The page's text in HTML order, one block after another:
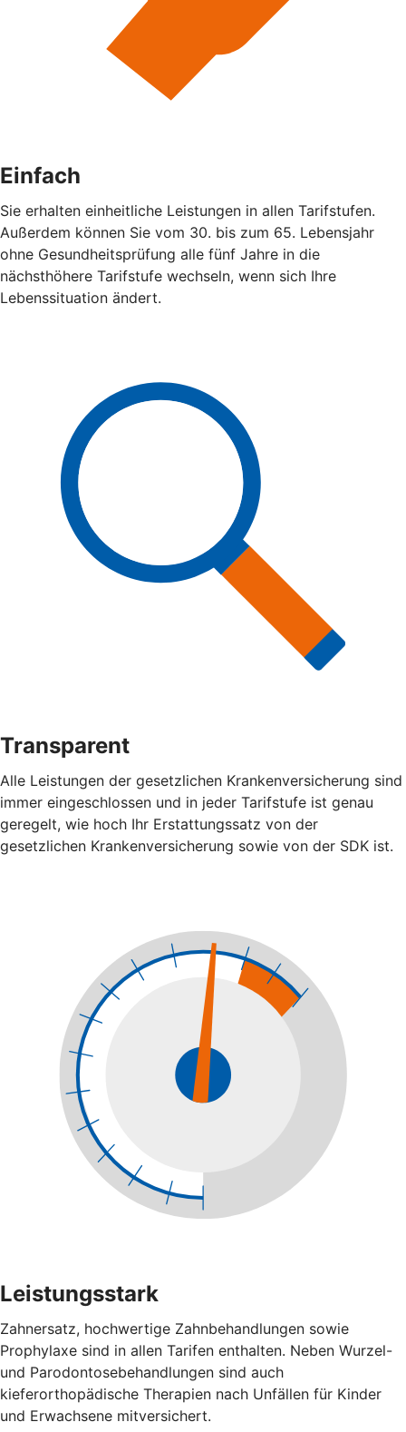
Einfach
Sie erhalten einheitliche Leistungen in allen Tarifstufen.
Außerdem können Sie vom 30. bis zum 65. Lebensjahr
ohne Gesundheitsprüfung alle fünf Jahre in die
nächsthöhere Tarifstufe wechseln, wenn sich Ihre
Lebenssituation ändert.
Transparent
Alle Leistungen der gesetzlichen Krankenversicherung sind
immer eingeschlossen und in jeder Tarifstufe ist genau
geregelt, wie hoch Ihr Erstattungssatz von der
gesetzlichen Krankenversicherung sowie von der SDK ist.
Leistungsstark
Zahnersatz, hochwertige Zahnbehandlungen sowie
Prophylaxe sind in allen Tarifen enthalten. Neben Wurzel-
und Parodontosebehandlungen sind auch
kieferorthopädische Therapien nach Unfällen für Kinder
und Erwachsene mitversichert.